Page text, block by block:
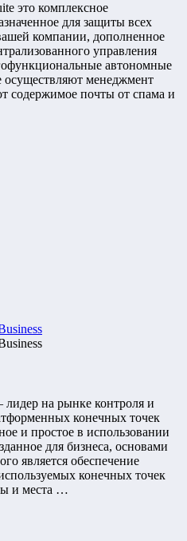
это комплексное
для защиты всех
компании, дополненное
управления
автономные
осуществляют менеджмент
содержимое почты от спама и
лидер на рынке контроля и
конечных точек
и простое в использовании
для бизнеса, основами
является обеспечение
конечных точек
и места …